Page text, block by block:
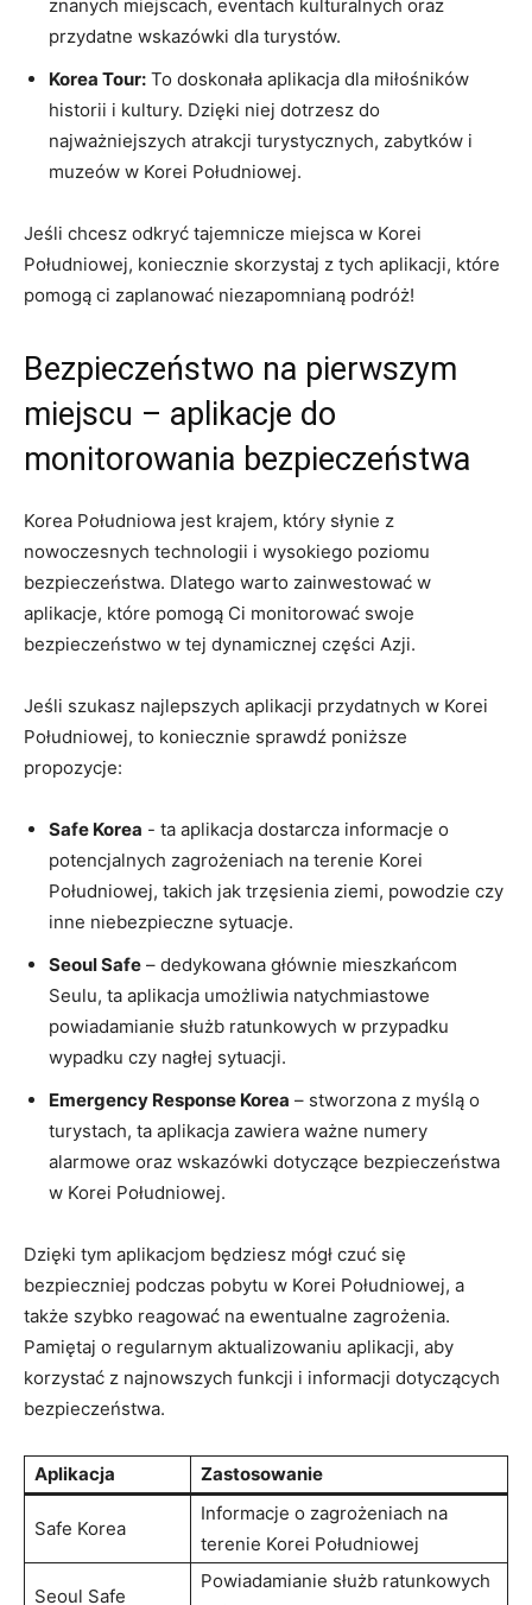
znanych miejscach, eventach kulturalnych oraz‌
przydatne wskazówki dla ‌turystów.
Korea Tour: To doskonała aplikacja⁣ dla ‍miłośników
historii i kultury. Dzięki niej dotrzesz do
najważniejszych atrakcji turystycznych,⁣ zabytków⁤ i
⁢muzeów w​ Korei Południowej.
Jeśli chcesz‍ odkryć tajemnicze miejsca​ w Korei
Południowej, koniecznie ‍skorzystaj z tych aplikacji, które
pomogą ci zaplanować niezapomnianą podróż!
Bezpieczeństwo na pierwszym
miejscu⁢ – aplikacje ⁢do
monitorowania bezpieczeństwa
Korea Południowa jest krajem, który słynie z
nowoczesnych​ technologii i wysokiego poziomu
bezpieczeństwa. Dlatego warto ⁣zainwestować w
aplikacje, które pomogą Ci monitorować swoje
bezpieczeństwo w tej dynamicznej części Azji.
Jeśli szukasz najlepszych ⁣aplikacji‌ przydatnych w ​Korei
Południowej, ⁣to‌ koniecznie ⁤sprawdź ⁢poniższe
propozycje:
Safe ⁢Korea ​- ta aplikacja dostarcza informacje ⁣o
potencjalnych ‍zagrożeniach ⁢na⁤ terenie Korei
Południowej, takich jak trzęsienia ziemi, powodzie czy
inne niebezpieczne sytuacje. ⁤
Seoul Safe – dedykowana​ głównie mieszkańcom
Seulu, ta⁢ aplikacja‍ umożliwia natychmiastowe
⁢powiadamianie służb ratunkowych w przypadku
⁣wypadku⁤ czy nagłej⁢ sytuacji.
Emergency Response ‍Korea – stworzona z myślą o⁣
turystach, ta aplikacja zawiera ważne numery
alarmowe oraz ‌wskazówki⁤ dotyczące bezpieczeństwa⁣
w Korei Południowej.
Dzięki tym aplikacjom⁤ będziesz mógł czuć się
bezpieczniej ⁤podczas‌ pobytu w Korei Południowej, a
także szybko reagować na ewentualne zagrożenia.
Pamiętaj o regularnym⁣ aktualizowaniu aplikacji, ⁤aby
korzystać z ‌najnowszych funkcji i⁤ informacji⁣ dotyczących
‌bezpieczeństwa.
Aplikacja Zastosowanie
Safe ‌Korea
Informacje o zagrożeniach‍ na
⁣terenie Korei Południowej
Seoul⁤ Safe
Powiadamianie‍ służb ratunkowych